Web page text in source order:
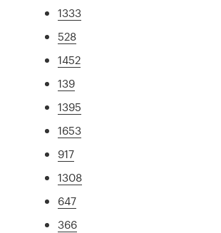
1333
528
1452
139
1395
1653
917
1308
647
366